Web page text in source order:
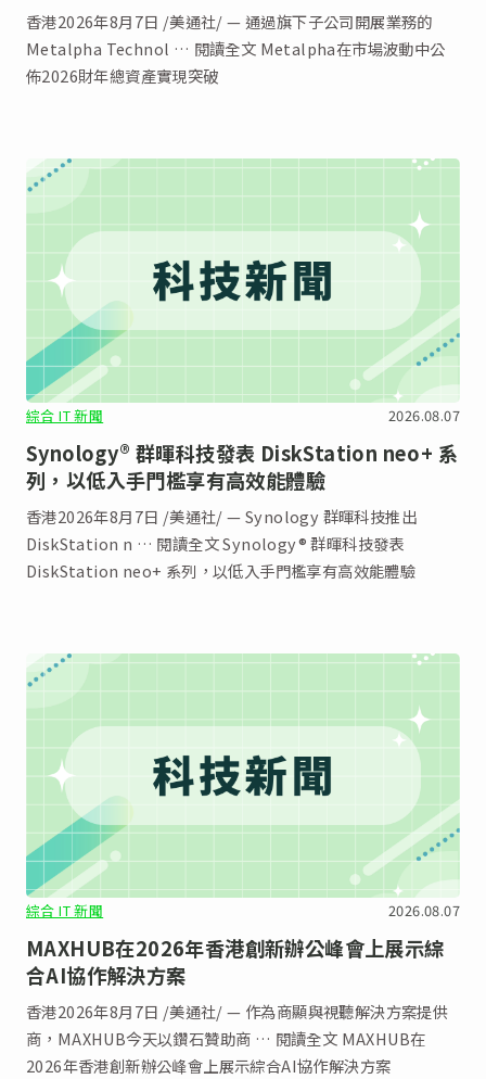
‌香港2026年8月7日 /美通社/ — 通過旗下子公司開展業務的
Metalpha Technol … 閱讀全文 Metalpha在市場波動中公
佈2026財年總資產實現突破
綜合 IT 新聞 2026.08.07
Synology® 群暉科技發表 DiskStation neo+ 系
列，以低入手門檻享有高效能體驗
香港2026年8月7日 /美通社/ — Synology 群暉科技推出
DiskStation n … 閱讀全文 Synology® 群暉科技發表
DiskStation neo+ 系列，以低入手門檻享有高效能體驗
綜合 IT 新聞 2026.08.07
MAXHUB在2026年香港創新辦公峰會上展示綜
合AI協作解決方案
香港2026年8月7日 /美通社/ — 作為商顯與視聽解決方案提供
商，MAXHUB今天以鑽石贊助商 … 閱讀全文 MAXHUB在
2026年香港創新辦公峰會上展示綜合AI協作解決方案